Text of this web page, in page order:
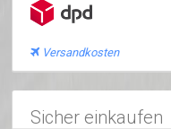
Versandkosten
Sicher einkaufen